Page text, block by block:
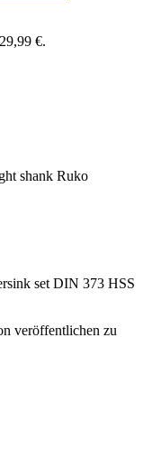
€.
shank Ruko
set DIN 373 HSS
veröffentlichen zu